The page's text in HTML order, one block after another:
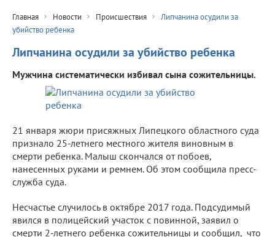
Главная Новости Происшествия
Липчанина осудили за
убийство ребенка
Липчанина осудили за убийство ребенка
Мужчина систематически избивал сына сожительницы.
21 января жюри присяжных Липецкого областного суда
признало 25-летнего местного жителя виновным в
смерти ребенка. Малыш скончался от побоев,
нанесенных руками и ремнем. Об этом сообщила пресс-
служба суда.
Несчастье случилось в октябре 2017 года. Подсудимый
явился в полицейский участок с повинной, заявил о
смерти 2-летнего ребенка сожительницы и сообщил, что